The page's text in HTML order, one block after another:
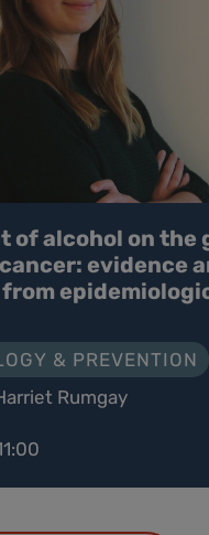
of alcohol on the
evidence
& PREVENTION
Rumgay